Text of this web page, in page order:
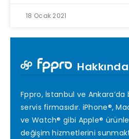
18 Ocak 2021
Hakkında
Fppro, İstanbul ve
servis firmasıdır. iPhone®,
ve Watch® gibi Apple®
değişim hizmetlerini